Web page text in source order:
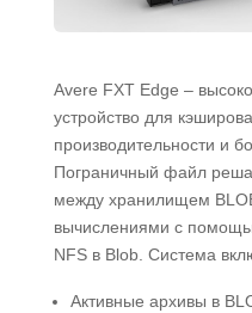
Avere FXT Edge –
устройство для
производительности и
Пограничный файл
между хранилищем
вычислениями с
NFS в Blob. Система
Активные архивы в